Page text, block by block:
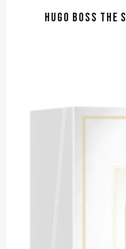
HUGO BOSS THE